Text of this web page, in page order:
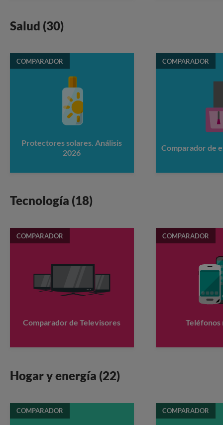
Salud (30)
COMPARADOR
Protectores solares. Análisis
2026
COMPARADOR
Comparador de
Tecnología (18)
COMPARADOR
Comparador de Televisores
COMPARADOR
Teléfonos
Hogar y energía (22)
COMPARADOR COMPARADOR